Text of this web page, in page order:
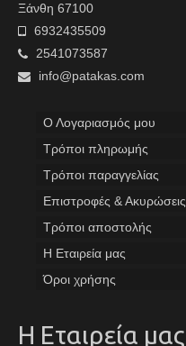
Ξάνθη 67100
6932435509
2541073587
info@patakas.com
Ο Λογαριασμός μου
Tρόποι πληρωμής
Τρόποι παραγγελίας
Επιστροφές & Ακυρώσεις
Τρόποι αποστολής
Η Εταιρεία μας
Όροι χρήσης
Η Εταιρεία μας